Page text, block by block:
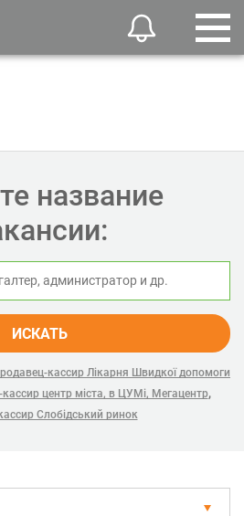
название
ИСКАТЬ
кассир Лікарня Швидкої допомоги
центр міста, в ЦУМі, Мегацентр,
Слобідський ринок